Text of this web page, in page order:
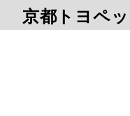
京都トヨペッ